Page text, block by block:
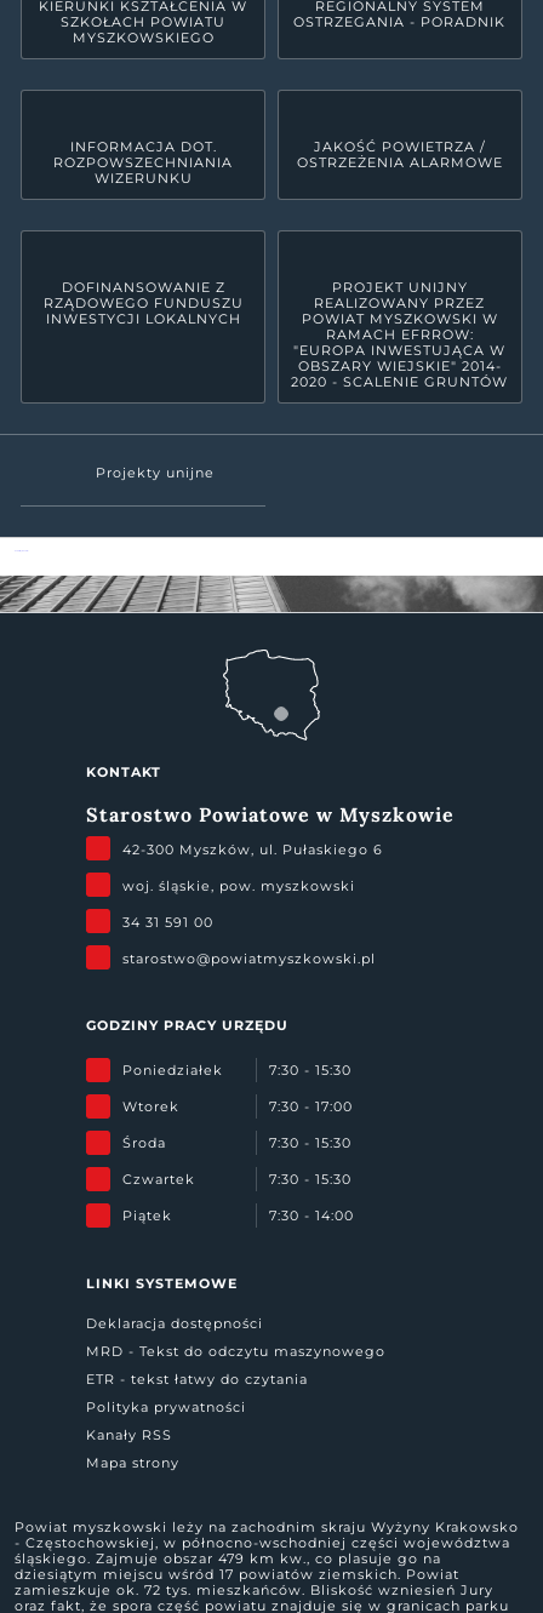
KIERUNKI KSZTAŁCENIA W
SZKOŁACH POWIATU
MYSZKOWSKIEGO
REGIONALNY SYSTEM
OSTRZEGANIA - PORADNIK
INFORMACJA DOT.
ROZPOWSZECHNIANIA
WIZERUNKU
JAKOŚĆ POWIETRZA /
OSTRZEŻENIA ALARMOWE
DOFINANSOWANIE Z
RZĄDOWEGO FUNDUSZU
INWESTYCJI LOKALNYCH
PROJEKT UNIJNY
REALIZOWANY PRZEZ
POWIAT MYSZKOWSKI W
RAMACH EFRROW:
"EUROPA INWESTUJĄCA W
OBSZARY WIEJSKIE" 2014-
2020 - SCALENIE GRUNTÓW
Projekty unijne
KONTAKT
Starostwo Powiatowe w Myszkowie
42-300 Myszków, ul. Pułaskiego 6
woj. śląskie, pow. myszkowski
34 31 591 00
starostwo@powiatmyszkowski.pl
GODZINY PRACY URZĘDU
Poniedziałek 7:30 - 15:30
Wtorek 7:30 - 17:00
Środa 7:30 - 15:30
Czwartek 7:30 - 15:30
Piątek 7:30 - 14:00
LINKI SYSTEMOWE
Deklaracja dostępności
MRD - Tekst do odczytu maszynowego
ETR - tekst łatwy do czytania
Polityka prywatności
Kanały RSS
Mapa strony
Powiat myszkowski leży na zachodnim skraju Wyżyny Krakowsko
- Częstochowskiej, w północno-wschodniej części województwa
śląskiego. Zajmuje obszar 479 km kw., co plasuje go na
dziesiątym miejscu wśród 17 powiatów ziemskich. Powiat
zamieszkuje ok. 72 tys. mieszkańców. Bliskość wzniesień Jury
oraz fakt, że spora część powiatu znajduje się w granicach parku